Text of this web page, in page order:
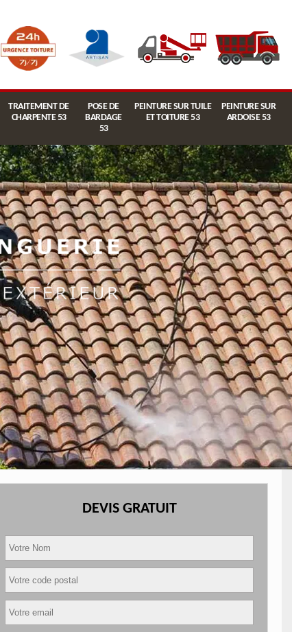
TRAITEMENT DE
CHARPENTE 53
POSE DE
BARDAGE
53
PEINTURE SUR TUILE
ET TOITURE 53
PEINTURE SUR
ARDOISE 53
DEVIS GRATUIT